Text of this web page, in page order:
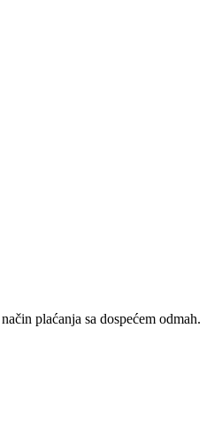
plaćanja sa dospećem odmah.